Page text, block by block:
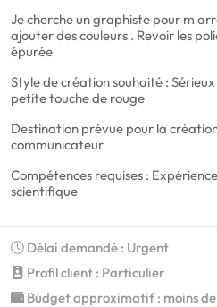
Je cherche un graphiste pour m
ajouter des couleurs . Revoir les
épurée
Style de création souhaité :
petite touche de rouge
Destination prévue pour la
communicateur
Compétences requises :
scientifique
Délai demandé : Urgent
Profil client : Particulier
Budget approximatif : moins